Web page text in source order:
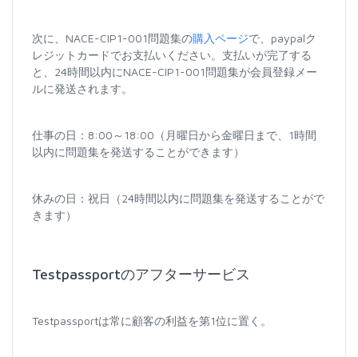
次に、NACE-CIP1-001問題集の購入ページで、paypalク
レジットカードでお支払いください。支払いが完了する
と、24時間以内にNACE-CIP1-001問題集が会員登録メー
ルに発送されます。
仕事の日：8:00～18:00（月曜日から金曜日まで、1時間
以内に問題集を発送することができます）
休みの日：祝日（24時間以内に問題集を発送することがで
きます）
Testpassportのアフターサービス
Testpassportは常に顧客の利益を第1位に置く。